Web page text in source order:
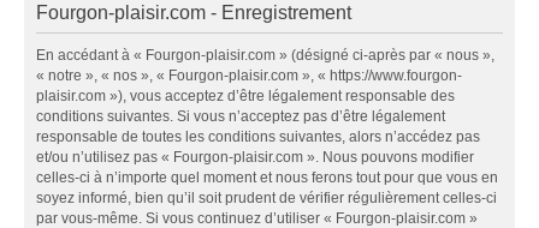
Fourgon-plaisir.com - Enregistrement
En accédant à « Fourgon-plaisir.com » (désigné ci-après par « nous »,
« notre », « nos », « Fourgon-plaisir.com », « https://www.fourgon-
plaisir.com »), vous acceptez d’être légalement responsable des
conditions suivantes. Si vous n’acceptez pas d’être légalement
responsable de toutes les conditions suivantes, alors n’accédez pas
et/ou n’utilisez pas « Fourgon-plaisir.com ». Nous pouvons modifier
celles-ci à n’importe quel moment et nous ferons tout pour que vous en
soyez informé, bien qu’il soit prudent de vérifier régulièrement celles-ci
par vous-même. Si vous continuez d’utiliser « Fourgon-plaisir.com »